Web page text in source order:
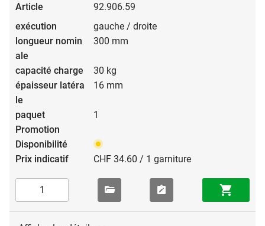
92.906.59
gauche / droite
300 mm
30 kg
16 mm
1
CHF 34.60 / 1 garniture